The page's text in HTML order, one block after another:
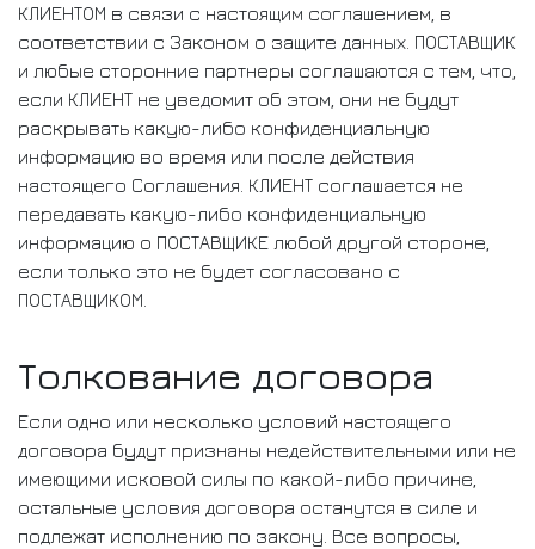
КЛИЕНТОМ в связи с настоящим соглашением, в
соответствии с Законом о защите данных. ПОСТАВЩИК
и любые сторонние партнеры соглашаются с тем, что,
если КЛИЕНТ не уведомит об этом, они не будут
раскрывать какую-либо конфиденциальную
информацию во время или после действия
настоящего Соглашения. КЛИЕНТ соглашается не
передавать какую-либо конфиденциальную
информацию о ПОСТАВЩИКЕ любой другой стороне,
если только это не будет согласовано с
ПОСТАВЩИКОМ.
Толкование договора
Если одно или несколько условий настоящего
договора будут признаны недействительными или не
имеющими исковой силы по какой-либо причине,
остальные условия договора останутся в силе и
подлежат исполнению по закону. Все вопросы,